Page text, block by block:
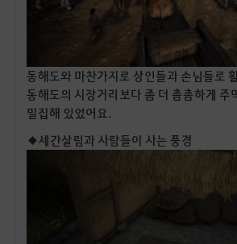
동해도와 마찬가지로 상인들과 손님들로
동해도의 시장거리보다 좀 더 촘촘하게 주
밀집해 있었어요.
◆세간살림과 사람들이 사는 풍경